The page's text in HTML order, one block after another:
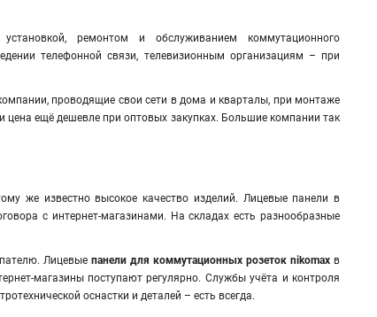
ремонтом и обслуживанием коммутационного
телефонной связи, телевизионным организациям – при
проводящие свои сети в дома и кварталы, при монтаже
цена ещё дешевле при оптовых закупках. Большие компании так
же известно высокое качество изделий. Лицевые панели в
с интернет-магазинами. На складах есть разнообразные
Лицевые панели для коммутационных розеток nikomaxв
магазины поступают регулярно. Службы учёта и контроля
оснастки и деталей – есть всегда.